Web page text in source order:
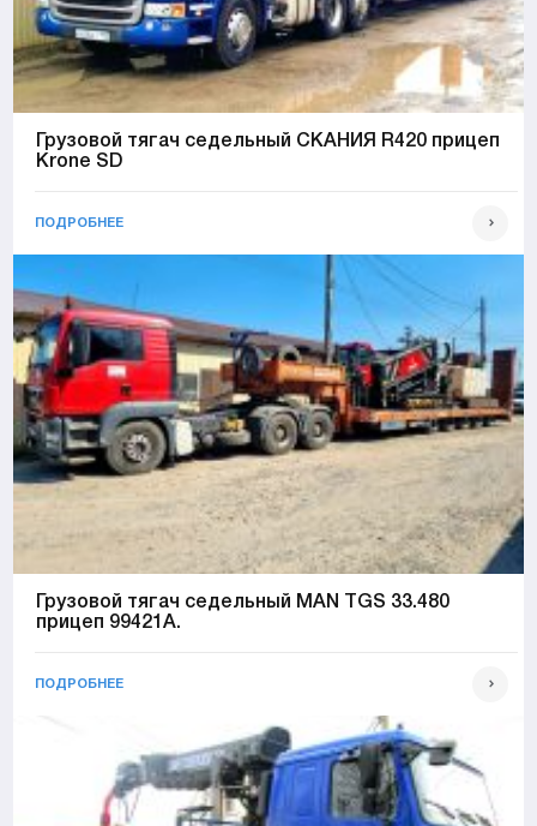
Грузовой тягач седельный СКАНИЯ R420 прицеп
Krone SD
ПОДРОБНЕЕ
Грузовой тягач седельный MAN TGS 33.480
прицеп 99421А.
ПОДРОБНЕЕ